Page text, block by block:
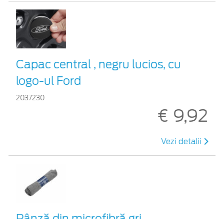
Capac central , negru lucios, cu
logo-ul Ford
2037230
€ 9,92
Vezi detalii